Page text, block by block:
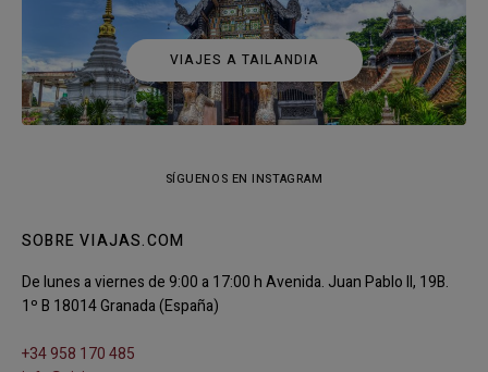
VIAJES A TAILANDIA
SÍGUENOS EN INSTAGRAM
SOBRE VIAJAS.COM
De lunes a viernes de 9:00 a 17:00 h Avenida. Juan Pablo II, 19B.
1º B 18014 Granada (España)
+34 958 170 485